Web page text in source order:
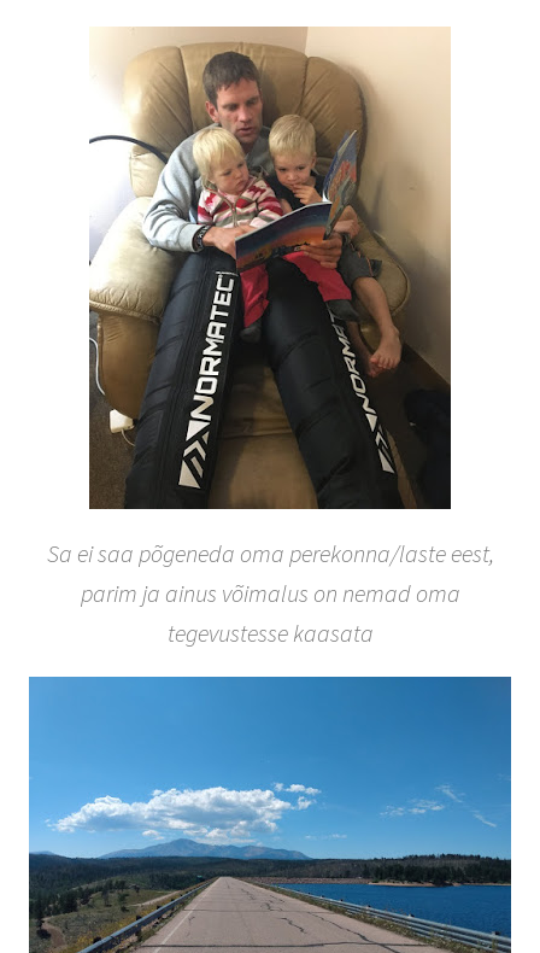
Sa ei saa põgeneda oma perekonna/laste eest,
parim ja ainus võimalus on nemad oma
tegevustesse kaasata